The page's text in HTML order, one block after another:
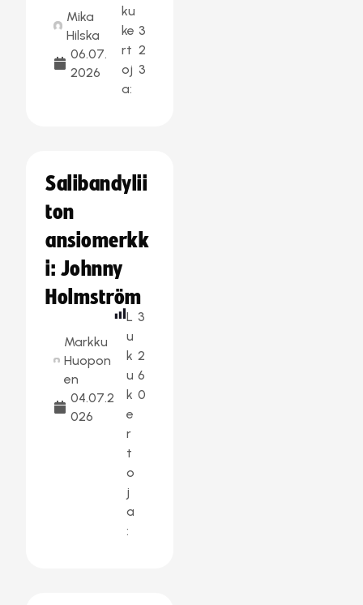
Mika
Hilska
06.07.
2026
ku
ke
rt
oj
a:
3
2
3
Salibandylii
ton
ansiomerkk
i: Johnny
Holmström
Markku
Huopon
en
04.07.2
026
L
u
k
u
k
e
r
t
o
j
a
:
3
2
6
0